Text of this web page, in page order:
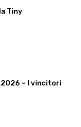
Tiny
– I vincitori